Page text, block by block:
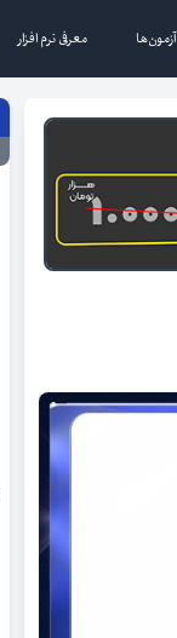
آزمون‌ها معرفی نرم افزار